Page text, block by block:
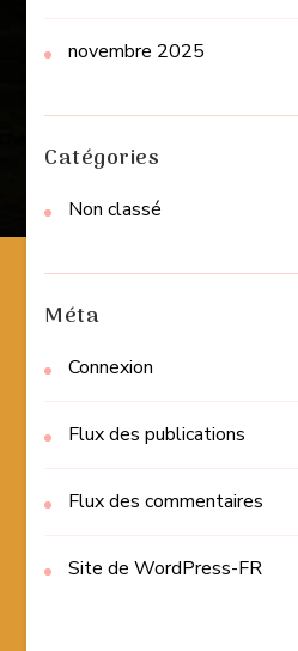
novembre 2025
Catégories
Non classé
Méta
Connexion
Flux des publications
Flux des commentaires
Site de WordPress-FR